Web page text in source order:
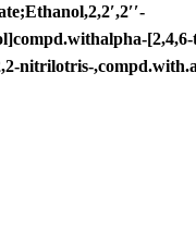
nitrilotris-